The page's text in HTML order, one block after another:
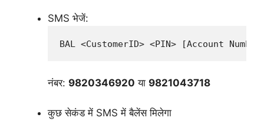
SMS भेजें:
नंबर: 9820346920 या 9821043718
कुछ सेकंड में SMS में बैलेंस मिलेगा